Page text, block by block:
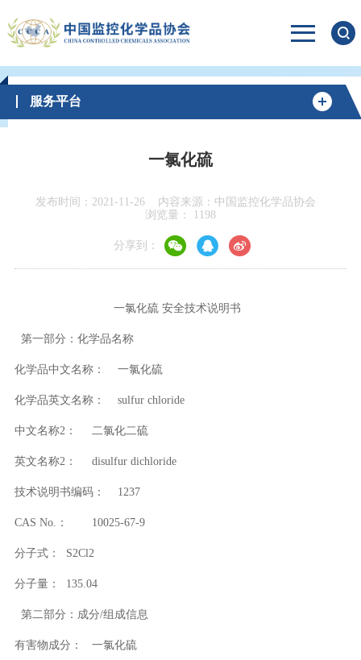
服务平台
一氯化硫
发布时间：2021-11-26
内容来源：中国监控化学品协会
浏览量：
1198
分享到：
一氯化硫 安全技术说明书
第一部分：化学品名称
化学品中文名称： 一氯化硫
化学品英文名称： sulfur chloride
中文名称2： 二氯化二硫
英文名称2： disulfur dichloride
技术说明书编码： 1237
CAS No.： 10025-67-9
分子式： S2Cl2
分子量： 135.04
第二部分：成分/组成信息
有害物成分： 一氯化硫